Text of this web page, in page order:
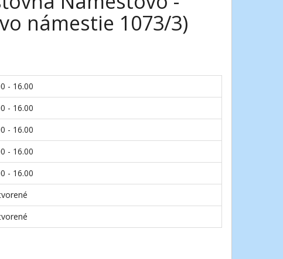
námestie 1073/3)
- 16.00
- 16.00
- 16.00
- 16.00
- 16.00